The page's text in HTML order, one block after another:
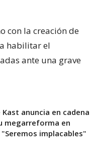
con la creación de
habilitar el
ante una grave
anuncia en cadena
megarreforma en
implacables"